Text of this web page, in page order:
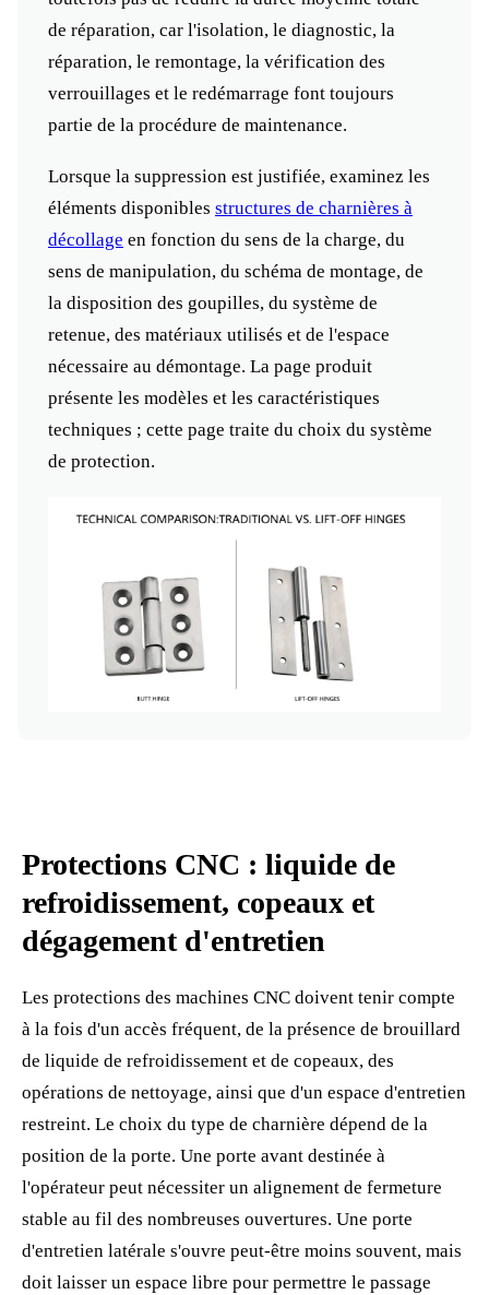
de réparation, car l'isolation, le diagnostic, la
réparation, le remontage, la vérification des
verrouillages et le redémarrage font toujours
partie de la procédure de maintenance.
Lorsque la suppression est justifiée, examinez les
éléments disponibles structures de charnières à
décollage en fonction du sens de la charge, du
sens de manipulation, du schéma de montage, de
la disposition des goupilles, du système de
retenue, des matériaux utilisés et de l'espace
nécessaire au démontage. La page produit
présente les modèles et les caractéristiques
techniques ; cette page traite du choix du système
de protection.
Protections CNC : liquide de
refroidissement, copeaux et
dégagement d'entretien
Les protections des machines CNC doivent tenir compte
à la fois d'un accès fréquent, de la présence de brouillard
de liquide de refroidissement et de copeaux, des
opérations de nettoyage, ainsi que d'un espace d'entretien
restreint. Le choix du type de charnière dépend de la
position de la porte. Une porte avant destinée à
l'opérateur peut nécessiter un alignement de fermeture
stable au fil des nombreuses ouvertures. Une porte
d'entretien latérale s'ouvre peut-être moins souvent, mais
doit laisser un espace libre pour permettre le passage